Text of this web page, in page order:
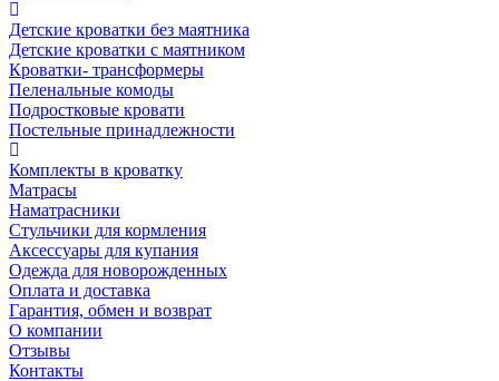
Детские кроватки без маятника
Детские кроватки с маятником
Кроватки- трансформеры
Пеленальные комоды
Подростковые кровати
Постельные принадлежности
Комплекты в кроватку
Матрасы
Наматрасники
Стульчики для кормления
Аксессуары для купания
Одежда для новорожденных
Оплата и доставка
Гарантия, обмен и возврат
О компании
Отзывы
Контакты